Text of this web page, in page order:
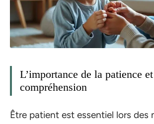
L’importance de la patience
compréhension
Être patient est essentiel lors des